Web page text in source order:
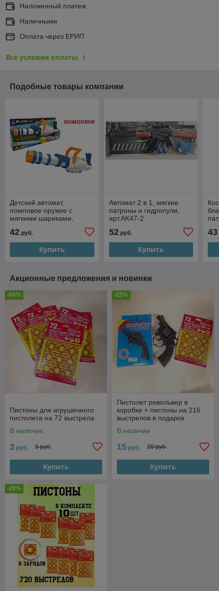
Наложенный платеж
Наличными
Оплата через ЕРИП
Все условия оплаты
Подобные товары компании
Детский автомат,
помповое оружие с
мягкими шариками,
42 руб.
Купить
Автомат 2 в 1, мягкие
патроны и гидропули,
арт.AK47-2
52руб.
Купить
43
Акционные предложения и новинки
-60%
Пистоны для игрушечного
пистолета на 72 выстрела
В наличии
2 руб. 5 руб.
Купить
-25%
Пистолет револьвер в
коробке + пистоны на 216
выстрелов в подарок
В наличии
15 руб. 20 руб.
Купить
-20%